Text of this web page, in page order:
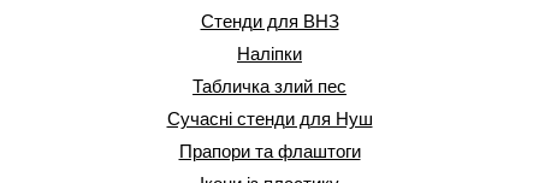
Стенди для ВНЗ
Наліпки
Табличка злий пес
Сучасні стенди для Нуш
Прапори та флаштоги